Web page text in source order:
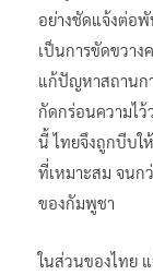
อย่างชัดแจ้งต่อ
เป็นการขัดขวาง
แก้ปัญหาสถานก
กัดกร่อนความไว้
นี้ ไทยจึงถูกบีบใ
ที่เหมาะสม จนก
ของกัมพูชา
ในส่วนของไทย